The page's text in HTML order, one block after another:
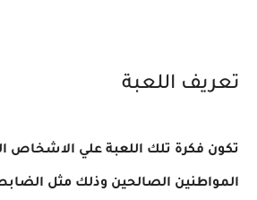
تعريف اللعبة
تكون فكرة تلك اللعبة علي الاشخاص
المواطنين الصالحين وذلك مثل